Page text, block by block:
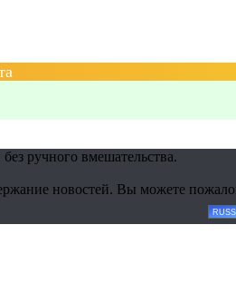
ручного вмешательства.
новостей. Вы можете